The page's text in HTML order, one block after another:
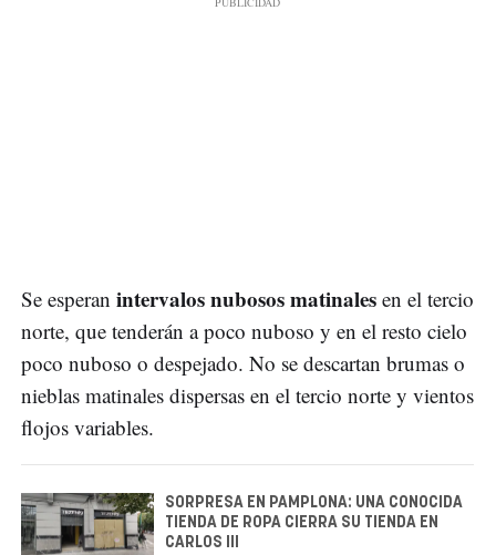
Se esperan intervalos nubosos matinales en el tercio
norte, que tenderán a poco nuboso y en el resto cielo
poco nuboso o despejado. No se descartan brumas o
nieblas matinales dispersas en el tercio norte y vientos
flojos variables.
SORPRESA EN PAMPLONA: UNA CONOCIDA
TIENDA DE ROPA CIERRA SU TIENDA EN
CARLOS III